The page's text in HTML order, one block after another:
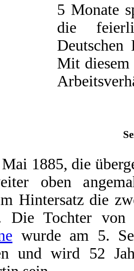
5 Monate
die
Mit diesem
1885, die
oben
Hintersatz die
Die Tochter
wurde am 5.
und wird 52